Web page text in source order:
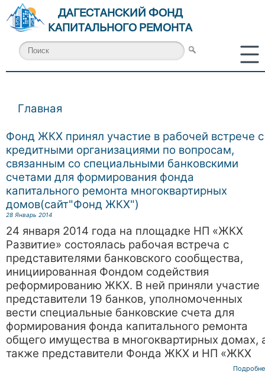
ДАГЕСТАНСКИЙ ФОНД
КАПИТАЛЬНОГО РЕМОНТА
Главная
Фонд ЖКХ принял участие в рабочей встрече с
кредитными организациями по вопросам,
связанным со специальными банковскими
счетами для формирования фонда
капитального ремонта многоквартирных
домов(сайт"Фонд ЖКХ")
28 Январь 2014
24 января 2014 года на площадке НП «ЖКХ
Развитие» состоялась рабочая встреча с
представителями банковского сообщества,
инициированная Фондом содействия
реформированию ЖКХ. В ней приняли участие
представители 19 банков, уполномоченных
вести специальные банковские счета для
формирования фонда капитального ремонта
общего имущества в многоквартирных домах,
также представители Фонда ЖКХ и НП «ЖКХ